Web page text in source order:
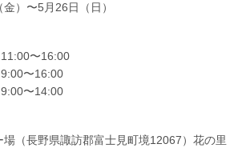
）〜5月26日（日）
〜16:00
〜16:00
〜14:00
（長野県諏訪郡富士見町境12067）花の里